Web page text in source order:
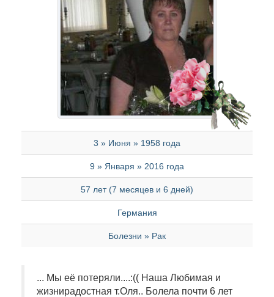
3 » Июня » 1958 года
9 » Января » 2016 года
57 лет (7 месяцев и 6 дней)
Германия
Болезни » Рак
... Мы её потеряли....:(( Наша Любимая и
жизнирадостная т.Оля.. Болела почти 6 лет